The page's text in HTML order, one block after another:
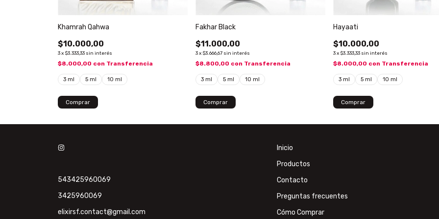
Khamrah Qahwa
$10.000,00
3x $3.333,33 sin interés
$8.000,00 con Transferencia
3 ml 5 ml 10 ml
Comprar
Fakhar Black
$11.000,00
3x $3.666,67 sin interés
$8.800,00 con Transferencia
3 ml 5 ml 10 ml
Comprar
Hayaati
$10.000,00
3x $3.333,33 sin interés
$8.000,00 con Transferencia
3 ml 5 ml 10 ml
Comprar
543425960069
3425960069
elixirsf.contact@gmail.com
Inicio
Productos
Contacto
Preguntas frecuentes
Cómo Comprar